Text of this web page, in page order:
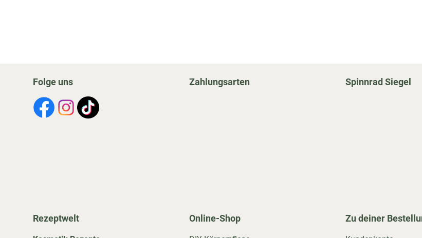
Folge uns Zahlungsarten Spinnrad Siegel
Rezeptwelt Online-Shop Zu deiner